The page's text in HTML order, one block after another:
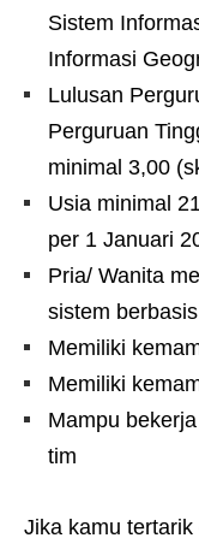
Sistem
Informasi
Lulusan
Perguruan
minimal 3,00
Usia minimal
per 1 Januari
Pria/ Wanita
sistem
Memiliki
Memiliki
Mampu
tim
Jika kamu